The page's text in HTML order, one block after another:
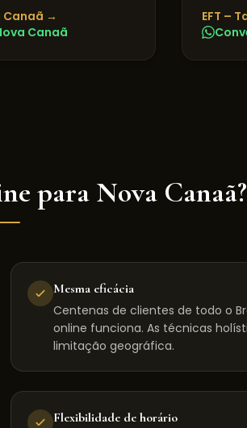
Canaã →
Canaã
EFT –
para Nova Canaã?
Mesma eficácia
Centenas de clientes de todo o
online funciona. As técnicas
limitação geográfica.
Flexibilidade de horário